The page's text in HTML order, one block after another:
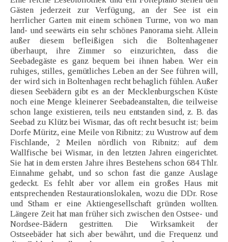
Gästen jederzeit zur Verfügung, an der See ist ein
herrlicher Garten mit einem schönen Turme, von wo man
land- und seewärts ein sehr schönes Panorama sieht. Allein
außer diesem befleißigen sich die Boltenhagener
überhaupt, ihre Zimmer so einzurichten, dass die
Seebadegäste es ganz bequem bei ihnen haben. Wer ein
ruhiges, stilles, gemütliches Leben an der See führen will,
der wird sich in Boltenhagen recht behaglich fühlen. Außer
diesen Seebädern gibt es an der Mecklenburgschen Küste
noch eine Menge kleinerer Seebadeanstalten, die teilweise
schon lange existieren, teils neu entstanden sind, z. B. das
Seebad zu Klütz bei Wismar, das oft recht besucht ist; beim
Dorfe Müritz, eine Meile von Ribnitz; zu Wustrow auf dem
Fischlande, 2 Meilen nördlich von Ribnitz; auf dem
Wallfische bei Wismar, in den letzten Jahren eingerichtet.
Sie hat in dem ersten Jahre ihres Bestehens schon 684 Thlr.
Einnahme gehabt, und so schon fast die ganze Auslage
gedeckt. Es fehlt aber vor allem ein großes Haus mit
entsprechenden Restaurationslokalen, wozu die DDr. Rose
und Stham er eine Aktiengesellschaft gründen wollten.
Längere Zeit hat man früher sich zwischen den Ostsee- und
Nordsee-Bädern gestritten. Die Wirksamkeit der
Ostseebäder hat sich aber bewährt, und die Frequenz und